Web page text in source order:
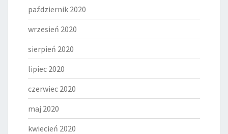
październik 2020
wrzesień 2020
sierpień 2020
lipiec 2020
czerwiec 2020
maj 2020
kwiecień 2020